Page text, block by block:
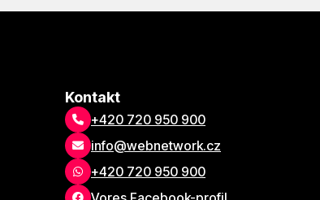
Kontakt
+420 720 950 900
info@webnetwork.cz
+420 720 950 900